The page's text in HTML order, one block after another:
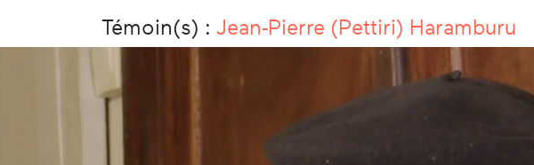
Témoin(s) : Jean-Pierre (Pettiri) Haramburu